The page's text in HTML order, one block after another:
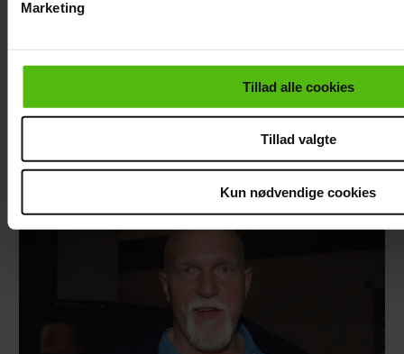
cookiepolitik.
Marketing
Tillad alle cookies
Tillad valgte
Kun nødvendige cookies
bare ked af det konstant"